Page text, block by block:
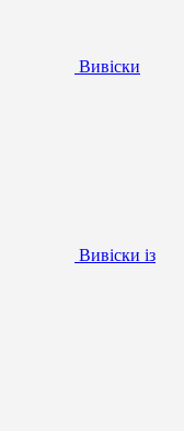
Вивіски
Вивіски із